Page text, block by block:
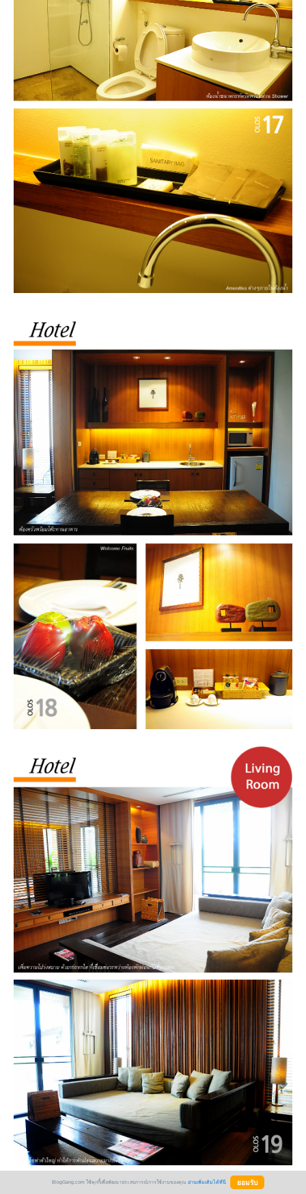
BlogGang.com ใช้คุกกี้เพื่อพัฒนาประสบการณ์การใช้งานของคุณ อ่านเพิ่มเติมได้ที่นี่